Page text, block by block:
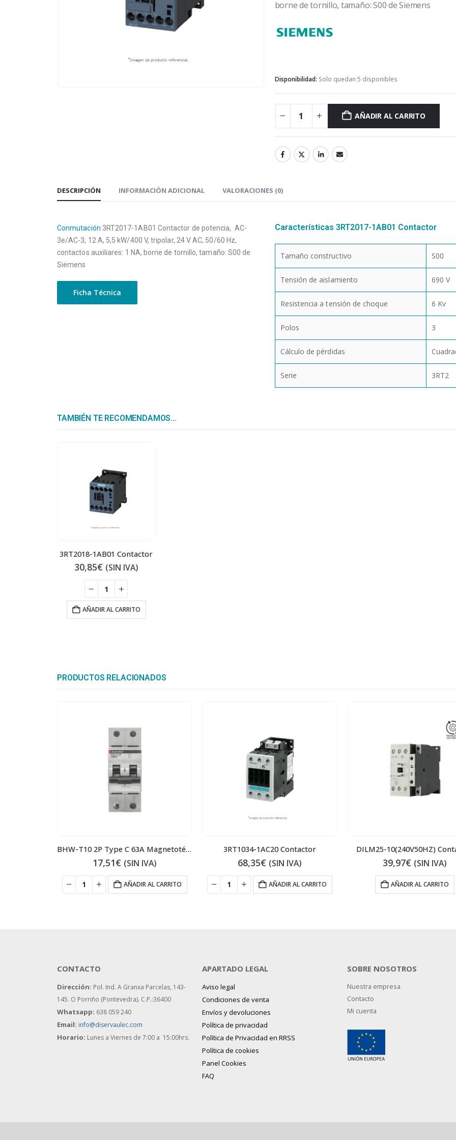
borne de tornillo, tamaño: S00 de Siemens
Disponibilidad: Solo quedan 5 disponibles
AÑADIR AL CARRITO
DESCRIPCIÓN INFORMACIÓN ADICIONAL VALORACIONES (0)
Conmutación 3RT2017-1AB01 Contactor de potencia, AC-
3e/AC-3, 12 A, 5,5 kW/400 V, tripolar, 24 V AC, 50/60 Hz,
contactos auxiliares: 1 NA, borne de tornillo, tamaño: S00 de
Siemens
Ficha Técnica
Características 3RT2017-1AB01 Contactor
Tamaño constructivo S00
Tensión de aislamiento 690 V
Resistencia a tensión de choque 6 Kv
Polos 3
Cálculo de pérdidas
Serie 3RT2
TAMBIÉN TE RECOMENDAMOS…
3RT2018-1AB01 Contactor
30,85€ (SIN IVA)
AÑADIR AL CARRITO
PRODUCTOS RELACIONADOS
BHW-T10 2P Type C 63A Magnetotérmico
17,51€ (SIN IVA)
AÑADIR AL CARRITO
3RT1034-1AC20 Contactor
68,35€ (SIN IVA)
AÑADIR AL CARRITO
DILM25-10(240V50HZ)
39,97€ (SIN IVA)
AÑADIR AL CARRITO
CONTACTO
Dirección: Pol. Ind. A Granxa Parcelas, 143-
145. O Porriño (Pontevedra). C.P.:36400
Whatsapp: 638 059 240
Email: info@diservaulec.com
Horario: Lunes a Viernes de 7:00 a 15:00hrs.
APARTADO LEGAL
Aviso legal
Condiciones de venta
Envíos y devoluciones
Política de privacidad
Política de Privacidad en RRSS
Política de cookies
Panel Cookies
FAQ
SOBRE NOSOTROS
Nuestra empresa
Contacto
Mi cuenta